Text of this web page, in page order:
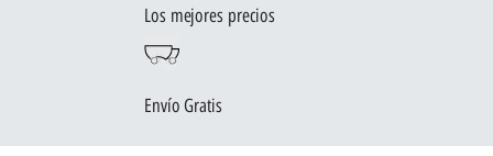
Los mejores precios
Envío Gratis